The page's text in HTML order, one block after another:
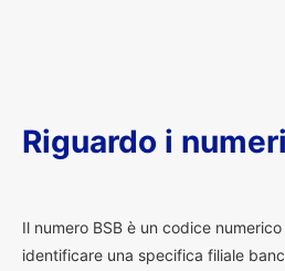
Riguardo i
Il numero BSB è un codice
identificare una specifica filiale